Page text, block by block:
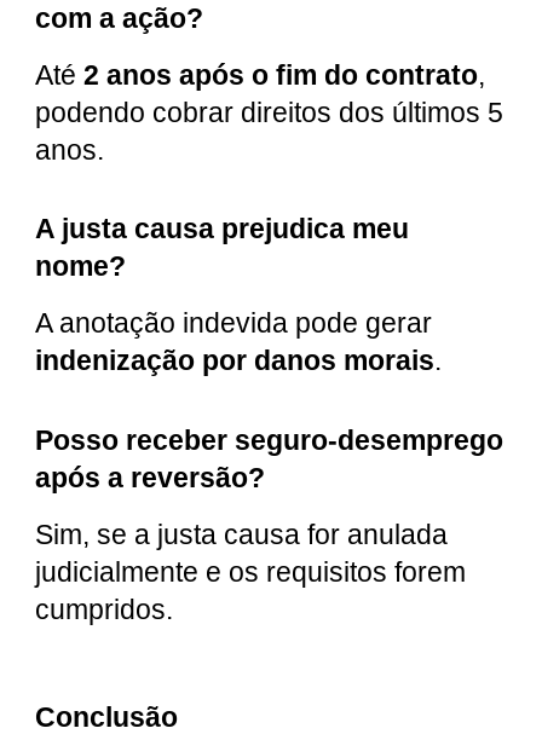
com a ação?
Até2 anos após o fim do contrato,
podendo cobrar direitos dos últimos 5
anos.
A justa causa prejudica meu
nome?
A anotação indevida pode gerar
indenização por danos morais.
Posso receber seguro-desemprego
após a reversão?
Sim, se a justa causa for anulada
judicialmente e os requisitos forem
cumpridos.
Conclusão